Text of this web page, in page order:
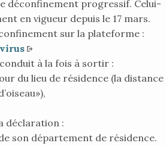
déconfinement progressif. Celui-
en vigueur depuis le 17 mars.
sur la plateforme :
à la fois à sortir :
du lieu de résidence (la distance
déclaration :
son département de résidence.